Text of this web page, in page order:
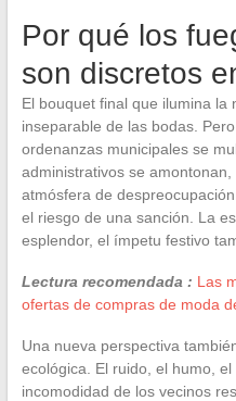
Por qué los
son discretos
El bouquet final que ilumina la
inseparable de las bodas.
ordenanzas municipales se
administrativos se
atmósfera de
el riesgo de una sanción. La
esplendor, el ímpetu festivo
Lectura recomendada : Las
ofertas de compras de moda
Una nueva perspectiva
ecológica. El ruido, el humo,
incomodidad de los vecinos